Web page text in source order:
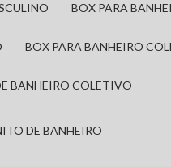
BOX PARA
BOX PARA BANHEIRO
BANHEIRO COLETIVO
DE BANHEIRO